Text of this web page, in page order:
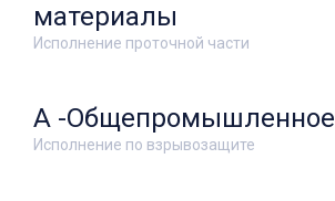
Исполнение проточной части
материалы
Исполнение по взрывозащите
А -Общепромышленное